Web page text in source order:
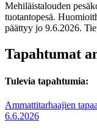
Mehiläistalouden
tuotantopesä.
päättyy jo 9.6.2026.
Tapahtumat
Tulevia tapahtumia:
Ammattitarhaajien
6.6.2026